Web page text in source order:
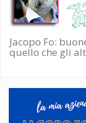
Jacopo Fo:
quello che gli